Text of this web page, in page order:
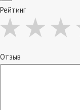
Рейтинг
Отзыв